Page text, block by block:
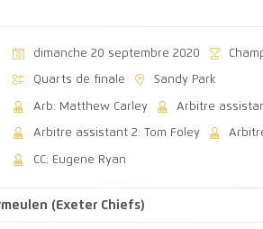
dimanche 20 septembre 2020
Quarts de finale Sandy Park
Arb: Matthew Carley Arbitre
Arbitre assistant 2: Tom Foley
CC: Eugene Ryan
(Exeter Chiefs)